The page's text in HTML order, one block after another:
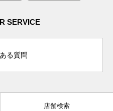
SERVICE
る質問
店舗検索